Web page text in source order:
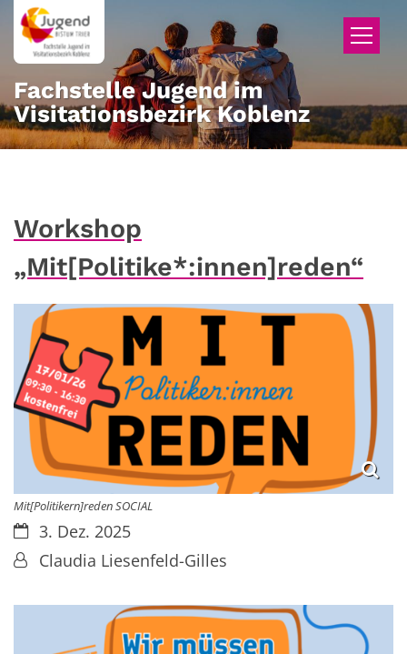
Zum Inhalt springen
Fachstelle Jugend im
Visitationsbezirk Koblenz
Workshop
„Mit[Politike*:innen]reden“
Mit[Politikern]reden SOCIAL
Datum:3. Dez. 2025
Von:Claudia Liesenfeld-Gilles